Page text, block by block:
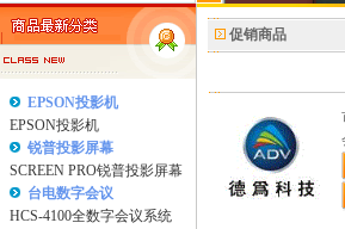
EPSON投影机
EPSON投影机
锐普投影屏幕
SCREEN PRO锐普投影屏幕
台电数字会议
HCS-4100全数字会议系统
促销商品